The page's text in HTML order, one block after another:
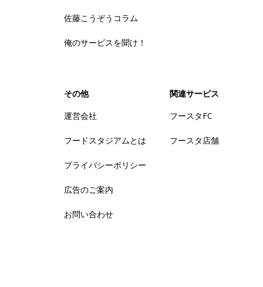
佐藤こうぞうコラム
俺のサービスを聞け！
その他
運営会社
フードスタジアムとは
プライバシーポリシー
広告のご案内
お問い合わせ
関連サービス
フースタFC
フースタ店舗